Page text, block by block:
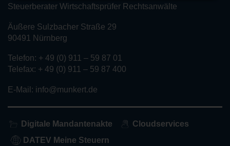
Steuerberater Wirtschaftsprüfer Rechtsanwälte
Äußere Sulzbacher Straße 29
90491 Nürnberg
Telefon: + 49 (0) 911 – 59 87 01
Telefax: + 49 (0) 911 – 59 87 400
E-Mail: info@munkert.de
Digitale Mandantenakte
Cloudservices
DATEV Meine Steuern